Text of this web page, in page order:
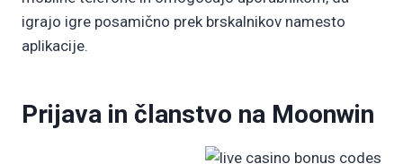
igrajo igre posamično prek brskalnikov namesto
aplikacije.
Prijava in članstvo na Moonwin